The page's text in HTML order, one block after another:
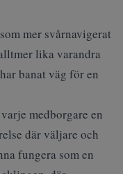
mer svårnavigerat
lika varandra
banat väg för en
medborgare en
där väljare och
fungera som en